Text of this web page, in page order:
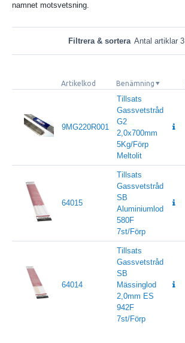
namnet motsvetsning.
Filtrera & sortera Antal artiklar 3
Artikelkod Benämning
9MG220R001
Tillsats
Gassvetstråd
G2
2,0x700mm
5Kg/Förp
Meltolit
64015
Tillsats
Gassvetstråd
SB
Aluminiumlod
580F
7st/Förp
64014
Tillsats
Gassvetstråd
SB
Mässinglod
2,0mm ES
942F
7st/Förp